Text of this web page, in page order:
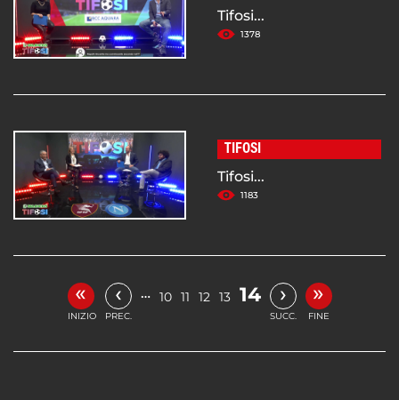
Tifosi...
1378
TIFOSI
Tifosi...
1183
«
INIZIO
‹
PREC.
… 10 11 12 13 14 ›
SUCC.
»
FINE